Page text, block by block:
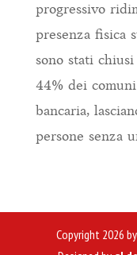
progressivo
presenza fisica
sono stati
44% dei
bancaria,
persone senza
Copyright 2026 by